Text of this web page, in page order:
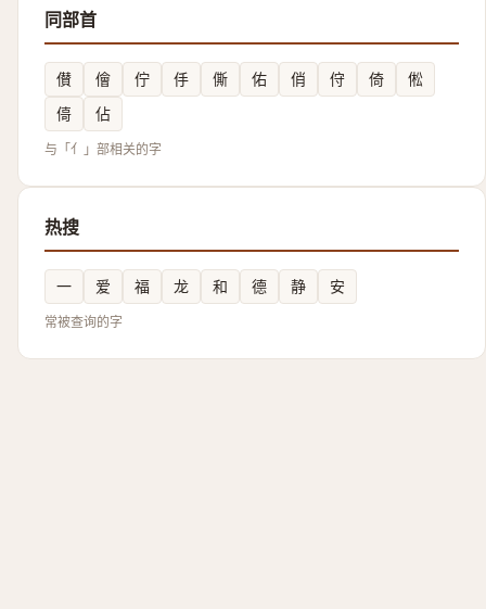
同部首
儧 儈 佇 㐿 㒋 佑 俏 㑏 倚
倯
㑸
佔
与「亻」部相关的字
热搜
一 爱 福 龙 和 德 静 安
常被查询的字